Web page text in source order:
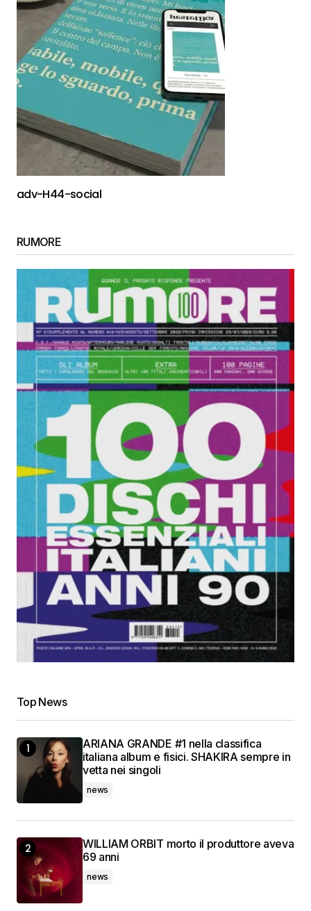
adv-H44-social
RUMORE
Top News
ARIANA GRANDE #1 nella classifica
italiana album e fisici. SHAKIRA sempre in
vetta nei singoli
news
WILLIAM ORBIT morto il produttore aveva
69 anni
news